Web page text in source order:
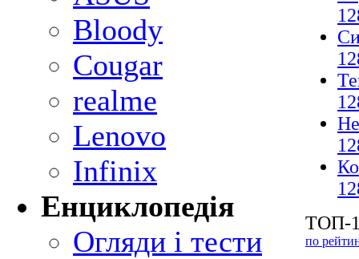
Bloody
Cougar
realme
Lenovo
Infinix
Енциклопедія
Огляди і тести
ТОП-
по